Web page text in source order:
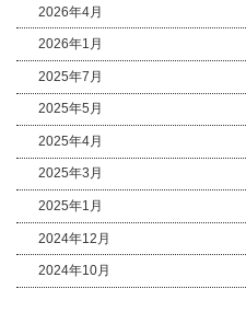
2026年4月
2026年1月
2025年7月
2025年5月
2025年4月
2025年3月
2025年1月
2024年12月
2024年10月